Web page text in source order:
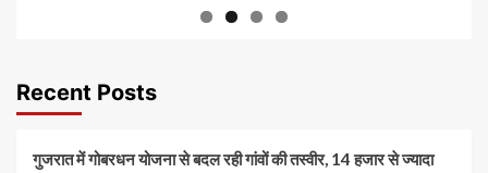
Recent Posts
गुजरात में गोबरधन योजना से बदल रही गांवों की तस्वीर, 14 हजार से ज्यादा